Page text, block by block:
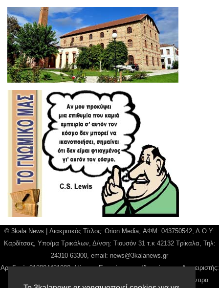
© 3kala News | Διακριτικός Τίτλος: Orion Media, ΑΦΜ: 043750542, Δ.Ο.Υ:
Καρδίτσας, Υπο/μα Τρικάλων, Δ/νση: Τιουσόν 31 τ.κ 42132 Τρίκαλα, Τηλ:
24310 63300, email: news@3kalanews.gr
Αρ. Γεμή: 018804431000, Νόμιμος Εκπρόσωπος, Ιδιοκτήτης και Διαχειριστής:
Παναγιώτης Φιλίππου, Διευθύντρια: Γιαννουσά Βασιλική, Διευθύντιρα